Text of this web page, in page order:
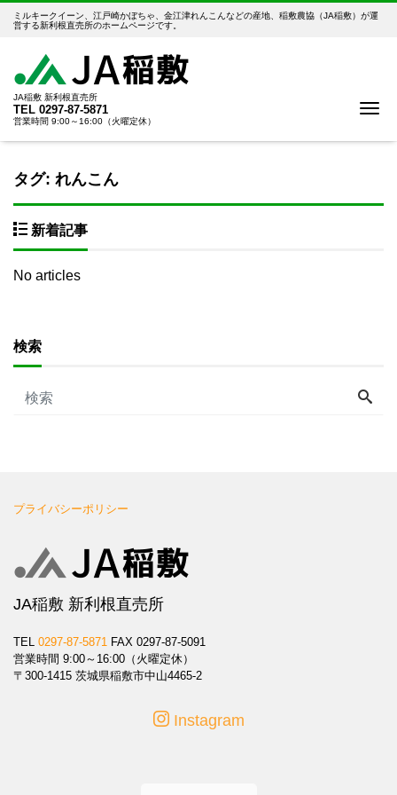
ミルキークイーン、江戸崎かぼちゃ、金江津れんこんなどの産地、稲敷農協（JA稲敷）が運
営する新利根直売所のホームページです。
JA稲敷 新利根直売所
TEL 0297-87-5871
営業時間 9:00～16:00（火曜定休）
タグ: れんこん
新着記事
No articles
検索
プライバシーポリシー
JA稲敷 新利根直売所
TEL 0297-87-5871 FAX 0297-87-5091
営業時間 9:00～16:00（火曜定休）
〒300-1415 茨城県稲敷市中山4465-2
Instagram